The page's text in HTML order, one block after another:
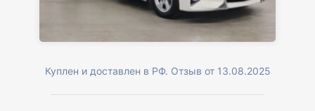
Куплен и доставлен в РФ. Отзыв от 13.08.2025